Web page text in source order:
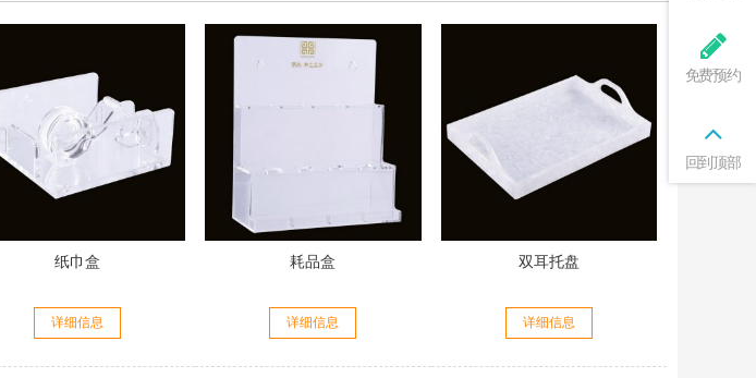
纸巾盒
详细信息
耗品盒
详细信息
双耳托盘
详细信息
免费预约
回到顶部